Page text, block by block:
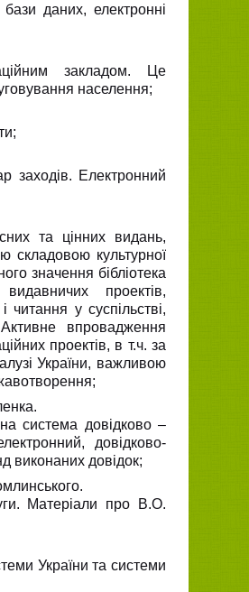
бази даних, електронні
закладом. Це
населення;
заходів. Електронний
та цінних видань,
складовою культурної
значення бібліотека
проектів,
читання у суспільстві,
Активне впровадження
проектів, в т.ч. за
України, важливою
система довідково –
довідково-
виконаних довідок;
Матеріали про В.О.
України та системи